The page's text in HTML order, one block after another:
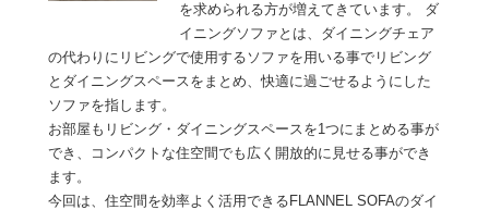
を求められる方が増えてきています。 ダ
イニングソファとは、ダイニングチェア
の代わりにリビングで使用するソファを用いる事でリビング
とダイニングスペースをまとめ、快適に過ごせるようにした
ソファを指します。
お部屋もリビング・ダイニングスペースを1つにまとめる事が
でき、コンパクトな住空間でも広く開放的に見せる事ができ
ます。
今回は、住空間を効率よく活用できるFLANNEL SOFAのダイ